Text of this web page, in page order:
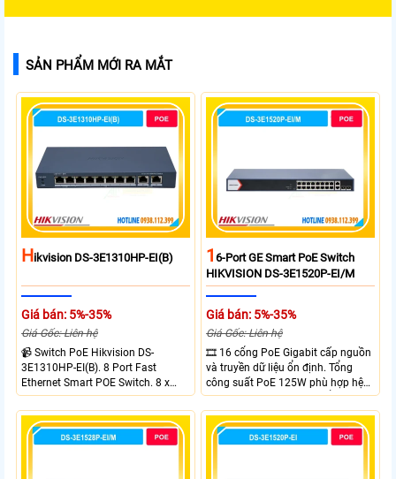
SẢN PHẨM MỚI RA MẮT
HIkvision DS-3E1310HP-EI(B)
Giá bán: 5%-35%
Giá Gốc: Liên hệ
📹 Switch PoE Hikvision DS-
3E1310HP-EI(B). 8 Port Fast
Ethernet Smart POE Switch. 8 x
10/100M PoE Ports, 2 x Gigabit
Uplink Ports.
16-Port GE Smart PoE Switch
HIKVISION DS-3E1520P-EI/M
Giá bán: 5%-35%
Giá Gốc: Liên hệ
🎞 16 cổng PoE Gigabit cấp nguồn
và truyền dữ liệu ổn định. Tổng
công suất PoE 125W phù hợp hệ
thống camera IP vừa. 2 cổng RJ45
Gigabit và 2 cổng quang SFP mở
rộng linh hoạt. Hỗ trợ truyền PoE
xa tối đa lên đến 300 mét.